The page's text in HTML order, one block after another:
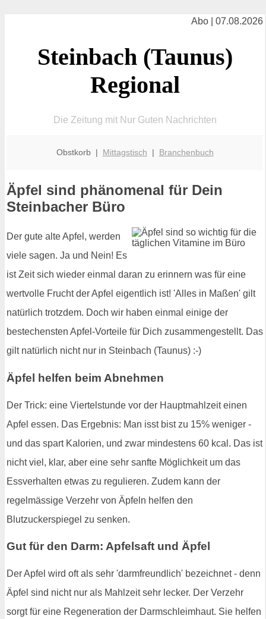
Abo | 07.08.2026
Steinbach (Taunus)
Regional
Die Zeitung mit Nur Guten Nachrichten
Obstkorb | Mittagstisch | Branchenbuch
Äpfel sind phänomenal für Dein
Steinbacher Büro
Der gute alte Apfel, werden
viele sagen. Ja und Nein! Es
ist Zeit sich wieder einmal daran zu erinnern was für eine
wertvolle Frucht der Apfel eigentlich ist! 'Alles in Maßen' gilt
natürlich trotzdem. Doch wir haben einmal einige der
bestechensten Apfel-Vorteile für Dich zusammengestellt. Das
gilt natürlich nicht nur in Steinbach (Taunus) :-)
Äpfel helfen beim Abnehmen
Der Trick: eine Viertelstunde vor der Hauptmahlzeit einen
Apfel essen. Das Ergebnis: Man isst bist zu 15% weniger -
und das spart Kalorien, und zwar mindestens 60 kcal. Das ist
nicht viel, klar, aber eine sehr sanfte Möglichkeit um das
Essverhalten etwas zu regulieren. Zudem kann der
regelmässige Verzehr von Äpfeln helfen den
Blutzuckerspiegel zu senken.
Gut für den Darm: Apfelsaft und Äpfel
Der Apfel wird oft als sehr 'darmfreundlich' bezeichnet - denn
Äpfel sind nicht nur als Mahlzeit sehr lecker. Der Verzehr
sorgt für eine Regeneration der Darmschleimhaut. Sie helfen